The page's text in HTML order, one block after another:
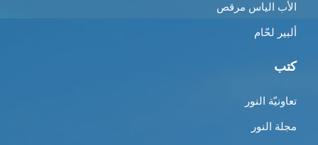
الأب الياس مرقص
ألبير لحّام
كتب
تعاونيّة النور
مجلة النور